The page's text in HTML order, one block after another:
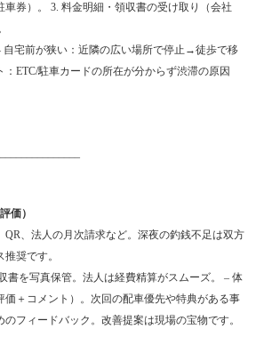
券）。 3. 料金明細・領収書の受け取り（会社
自宅前が狭い：近隣の広い場所で停止→徒歩で移
ETC/駐車カードの所在が分からず渋滞の原因
価）
、法人の月次請求など。深夜の釣銭不足は双方
奨です。
書を写真保管。法人は経費精算がスムーズ。 – 体
＋コメント）。次回の配車優先や特典がある事
フィードバック。改善提案は現場の宝物です。